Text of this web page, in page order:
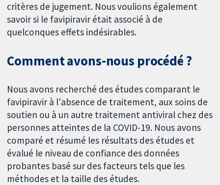
critères de jugement. Nous voulions également
savoir si le favipiravir était associé à de
quelconques effets indésirables.
Comment avons-nous procédé ?
Nous avons recherché des études comparant le
favipiravir à l'absence de traitement, aux soins de
soutien ou à un autre traitement antiviral chez des
personnes atteintes de la COVID-19. Nous avons
comparé et résumé les résultats des études et
évalué le niveau de confiance des données
probantes basé sur des facteurs tels que les
méthodes et la taille des études.